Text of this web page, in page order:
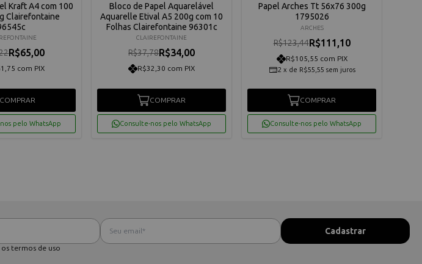
Kraft A4 com 100
Clairefontaine
R$65,00
com PIX
COMPRAR
pelo WhatsApp
Bloco de Papel Aquarelável
Aquarelle Etival A5 200g com 10
Folhas Clairefontaine 96301c
CLAIREFONTAINE
R$37,78R$34,00
R$32,30 com PIX
COMPRAR
Consulte-nos pelo WhatsApp
Papel Arches Tt 56x76 300g
1795026
ARCHES
R$123,44R$111,10
R$105,55 com PIX
2 x de R$55,55 sem juros
COMPRAR
Consulte-nos pelo WhatsApp
termos de uso